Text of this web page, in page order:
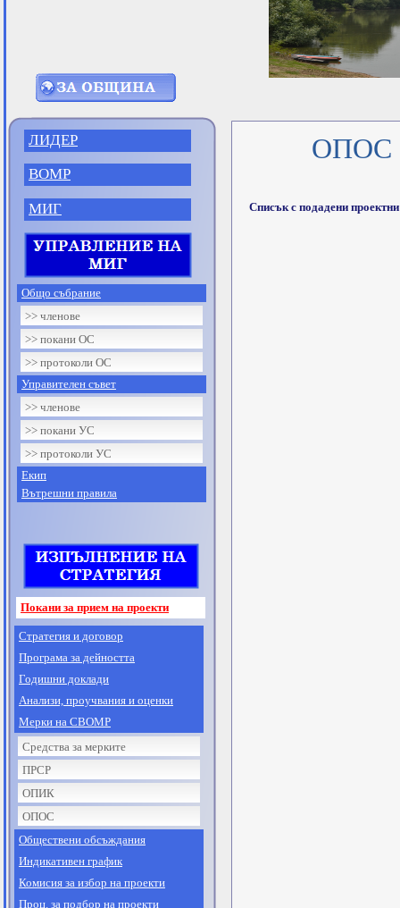
ОПОС -
ЛИДЕР
ВОМР
МИГ Списък с подадени
Покани за прием на проекти
Общо събрание
>> членове
>> покани ОС
>> протоколи ОС
Управителен съвет
>> членове
>> покани УС
>> протоколи УС
Екип
Вътрешни правила
Стратегия и договор
Програма за дейността
Годишни доклади
Анализи, проучвания и оценки
Мерки на СВОМР
Средства за мерките
ПРСР
ОПИК
ОПОС
Обществени обсъждания
Индикативен график
Комисия за избор на проекти
Проц. за подбор на проекти